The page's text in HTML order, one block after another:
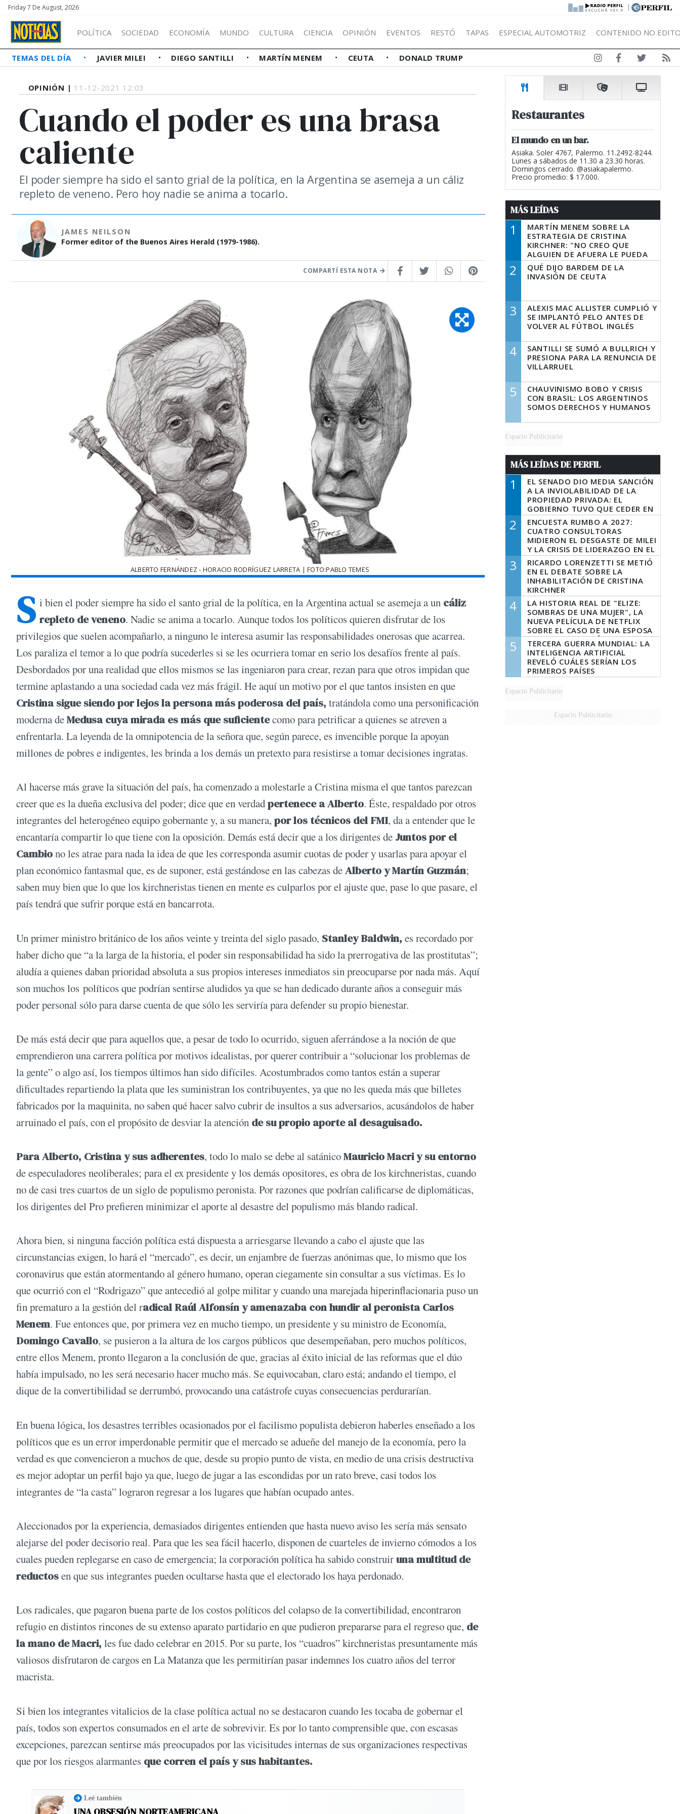
Friday 7 De August, 2026 |
POLÍTICA SOCIEDAD ECONOMÍA MUNDO CULTURA CIENCIA OPINIÓN EVENTOS RESTÓ TAPAS ESPECIAL AUTOMOTRIZ CONTENIDO NO
TEMAS DEL DÍA JAVIER MILEI DIEGO SANTILLI MARTÍN MENEM CEUTA DONALD TRUMP
OPINIÓN | 11-12-2021 12:03
Cuando el poder es una brasa
caliente
El poder siempre ha sido el santo grial de la política, en la Argentina se asemeja a un cáliz
repleto de veneno. Pero hoy nadie se anima a tocarlo.
JAMES NEILSON
Former editor of the Buenos Aires Herald (1979-1986).
COMPARTÍ ESTA NOTA
ALBERTO FERNÁNDEZ - HORACIO RODRÍGUEZ LARRETA | FOTO:PABLO TEMES
S i bien el poder siempre ha sido el santo grial de la política, en la Argentina actual se asemeja a un cáliz
repleto de veneno. Nadie se anima a tocarlo. Aunque todos los políticos quieren disfrutar de los
privilegios que suelen acompañarlo, a ninguno le interesa asumir las responsabilidades onerosas que acarrea.
Los paraliza el temor a lo que podría sucederles si se les ocurriera tomar en serio los desafíos frente al país.
Desbordados por una realidad que ellos mismos se las ingeniaron para crear, rezan para que otros impidan que
termine aplastando a una sociedad cada vez más frágil. He aquí un motivo por el que tantos insisten en que
Cristina sigue siendo por lejos la persona más poderosa del país, tratándola como una personificación
moderna deMedusa cuya mirada es más que suficientecomo para petrificar a quienes se atreven a
enfrentarla. La leyenda de la omnipotencia de la señora que, según parece, es invencible porque la apoyan
millones de pobres e indigentes, les brinda a los demás un pretexto para resistirse a tomar decisiones ingratas.
Al hacerse más grave la situación del país, ha comenzado a molestarle a Cristina misma el que tantos parezcan
creer que es la dueña exclusiva del poder; dice que en verdadpertenece a Alberto. Éste, respaldado por otros
integrantes del heterogéneo equipo gobernante y, a su manera, por los técnicos del FMI, da a entender que le
encantaría compartir lo que tiene con la oposición. Demás está decir que a los dirigentes de Juntos por el
Cambiono les atrae para nada la idea de que les corresponda asumir cuotas de poder y usarlas para apoyar el
plan económico fantasmal que, es de suponer, está gestándose en las cabezas deAlberto y Martín Guzmán;
saben muy bien que lo que los kirchneristas tienen en mente es culparlos por el ajuste que, pase lo que pasare, el
país tendrá que sufrir porque está en bancarrota.
Un primer ministro británico de los años veinte y treinta del siglo pasado, Stanley Baldwin, es recordado por
haber dicho que “a la larga de la historia, el poder sin responsabilidad ha sido la prerrogativa de las prostitutas”;
aludía a quienes daban prioridad absoluta a sus propios intereses inmediatos sin preocuparse por nada más. Aquí
son muchos los políticos que podrían sentirse aludidos ya que se han dedicado durante años a conseguir más
poder personal sólo para darse cuenta de que sólo les serviría para defender su propio bienestar.
De más está decir que para aquellos que, a pesar de todo lo ocurrido, siguen aferrándose a la noción de que
emprendieron una carrera política por motivos idealistas, por querer contribuir a “solucionar los problemas de
la gente” o algo así, los tiempos últimos han sido difíciles. Acostumbrados como tantos están a superar
dificultades repartiendo la plata que les suministran los contribuyentes, ya que no les queda más que billetes
fabricados por la maquinita, no saben qué hacer salvo cubrir de insultos a sus adversarios, acusándolos de haber
arruinado el país, con el propósito de desviar la atención de su propio aporte al desaguisado.
Para Alberto, Cristina y sus adherentes, todo lo malo se debe al satánicoMauricio Macri y su entorno
de especuladores neoliberales; para el ex presidente y los demás opositores, es obra de los kirchneristas, cuando
no de casi tres cuartos de un siglo de populismo peronista. Por razones que podrían calificarse de diplomáticas,
los dirigentes del Pro prefieren minimizar el aporte al desastre del populismo más blando radical.
Ahora bien, si ninguna facción política está dispuesta a arriesgarse llevando a cabo el ajuste que las
circunstancias exigen, lo hará el “mercado”, es decir, un enjambre de fuerzas anónimas que, lo mismo que los
coronavirus que están atormentando al género humano, operan ciegamente sin consultar a sus víctimas. Es lo
que ocurrió con el “Rodrigazo” que antecedió al golpe militar y cuando una marejada hiperinflacionaria puso un
fin prematuro a la gestión del radical Raúl Alfonsín y amenazaba con hundir al peronista Carlos
Menem. Fue entonces que, por primera vez en mucho tiempo, un presidente y su ministro de Economía,
Domingo Cavallo, se pusieron a la altura de los cargos públicos que desempeñaban, pero muchos políticos,
entre ellos Menem, pronto llegaron a la conclusión de que, gracias al éxito inicial de las reformas que el dúo
había impulsado, no les será necesario hacer mucho más. Se equivocaban, claro está; andando el tiempo, el
dique de la convertibilidad se derrumbó, provocando una catástrofe cuyas consecuencias perdurarían.
En buena lógica, los desastres terribles ocasionados por el facilismo populista debieron haberles enseñado a los
políticos que es un error imperdonable permitir que el mercado se adueñe del manejo de la economía, pero la
verdad es que convencieron a muchos de que, desde su propio punto de vista, en medio de una crisis destructiva
es mejor adoptar un perfil bajo ya que, luego de jugar a las escondidas por un rato breve, casi todos los
integrantes de “la casta” lograron regresar a los lugares que habían ocupado antes.
Aleccionados por la experiencia, demasiados dirigentes entienden que hasta nuevo aviso les sería más sensato
alejarse del poder decisorio real. Para que les sea fácil hacerlo, disponen de cuarteles de invierno cómodos a los
cuales pueden replegarse en caso de emergencia; la corporación política ha sabido construiruna multitud de
reductosen que sus integrantes pueden ocultarse hasta que el electorado los haya perdonado.
Los radicales, que pagaron buena parte de los costos políticos del colapso de la convertibilidad, encontraron
refugio en distintos rincones de su extenso aparato partidario en que pudieron prepararse para el regreso que, de
la mano de Macri, les fue dado celebrar en 2015. Por su parte, los “cuadros” kirchneristas presuntamente más
valiosos disfrutaron de cargos en La Matanza que les permitirían pasar indemnes los cuatro años del terror
macrista.
Si bien los integrantes vitalicios de la clase política actual no se destacaron cuando les tocaba de gobernar el
país, todos son expertos consumados en el arte de sobrevivir. Es por lo tanto comprensible que, con escasas
excepciones, parezcan sentirse más preocupados por las vicisitudes internas de sus organizaciones respectivas
que por los riesgos alarmantes que corren el país y sus habitantes.
Leé también
Restaurantes
El mundo en un bar.
Asiaka. Soler 4767, Palermo. 11.2492-8244.
Lunes a sábados de 11.30 a 23.30 horas.
Domingos cerrado. @asiakapalermo.
Precio promedio: $ 17.000.
MÁS LEÍDAS
1
MARTÍN MENEM SOBRE LA
ESTRATEGIA DE CRISTINA
KIRCHNER: "NO CREO QUE
ALGUIEN DE AFUERA LE PUEDA
DECIR A LA JUSTICIA LO QUE
TIENE QUE HACER"
2
QUÉ DIJO BARDEM DE LA
INVASIÓN DE CEUTA
3
ALEXIS MAC ALLISTER CUMPLIÓ Y
SE IMPLANTÓ PELO ANTES DE
VOLVER AL FÚTBOL INGLÉS
4
SANTILLI SE SUMÓ A BULLRICH Y
PRESIONA PARA LA RENUNCIA DE
VILLARRUEL
5
CHAUVINISMO BOBO Y CRISIS
CON BRASIL: LOS ARGENTINOS
SOMOS DERECHOS Y HUMANOS
Espacio Publicitario
MÁS LEÍDAS DE PERFIL
1
EL SENADO DIO MEDIA SANCIÓN
A LA INVIOLABILIDAD DE LA
PROPIEDAD PRIVADA: EL
GOBIERNO TUVO QUE CEDER EN
LA LEY DEL MANEJO DEL FUEGO
2
ENCUESTA RUMBO A 2027:
CUATRO CONSULTORAS
MIDIERON EL DESGASTE DE MILEI
Y LA CRISIS DE LIDERAZGO EN EL
PERONISMO
3
RICARDO LORENZETTI SE METIÓ
EN EL DEBATE SOBRE LA
INHABILITACIÓN DE CRISTINA
KIRCHNER
4
LA HISTORIA REAL DE "ELIZE:
SOMBRAS DE UNA MUJER", LA
NUEVA PELÍCULA DE NETFLIX
SOBRE EL CASO DE UNA ESPOSA
QUE DESCUARTIZÓ A SU
MARIDO
5
TERCERA GUERRA MUNDIAL: LA
INTELIGENCIA ARTIFICIAL
REVELÓ CUÁLES SERÍAN LOS
PRIMEROS PAÍSES
LATINOAMERICANOS EN SER
DERROTADOS
Espacio Publicitario
Espacio Publicitario